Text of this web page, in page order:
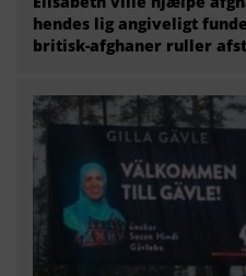
hendes lig angiveligt
britisk-afghaner ruller